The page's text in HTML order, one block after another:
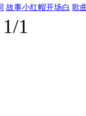
故事小红帽开场白 歌
1